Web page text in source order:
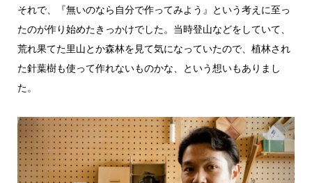
それで、『無いのなら自分で作ってみよう』という考えに至っ
たのが作り始めたきっかけでした。当時登山などをしていて、
荒れ果てた里山とか森林を見て気になっていたので、植林され
た針葉樹も使って作れないものかな、という想いもありまし
た。